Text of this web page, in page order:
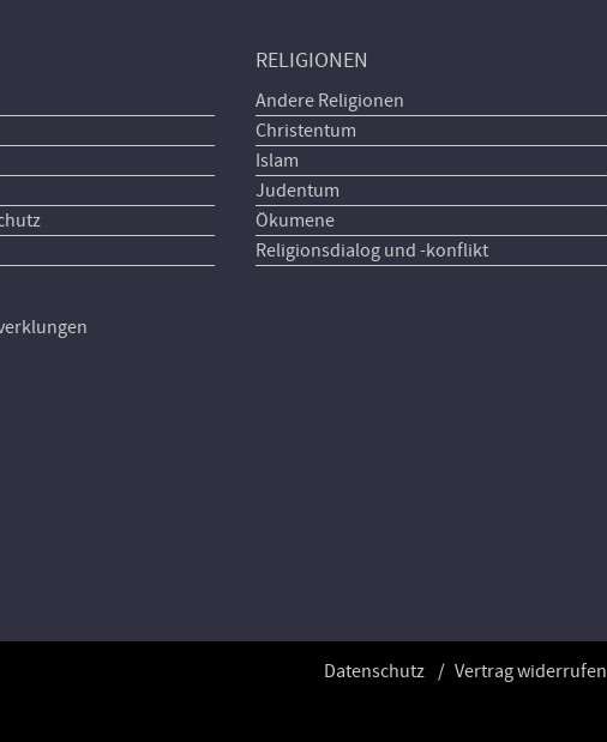
RELIGIONEN
Andere Religionen
Christentum
Islam
Judentum
Ökumene
Religionsdialog und -konflikt
Vertrag widerrufen
Datenschutz